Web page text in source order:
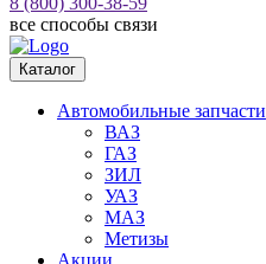
все способы связи
Каталог
Автомобильные запчасти
ВАЗ
ГАЗ
ЗИЛ
УАЗ
МАЗ
Метизы
Акции